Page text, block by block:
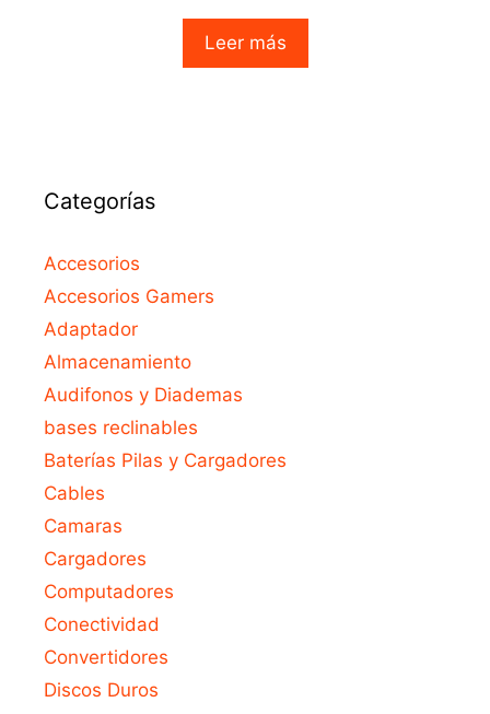
u
Leer más
Categorías
Accesorios
Accesorios Gamers
Adaptador
Almacenamiento
Audifonos y Diademas
bases reclinables
Baterías Pilas y Cargadores
Cables
Camaras
Cargadores
Computadores
Conectividad
Convertidores
Discos Duros